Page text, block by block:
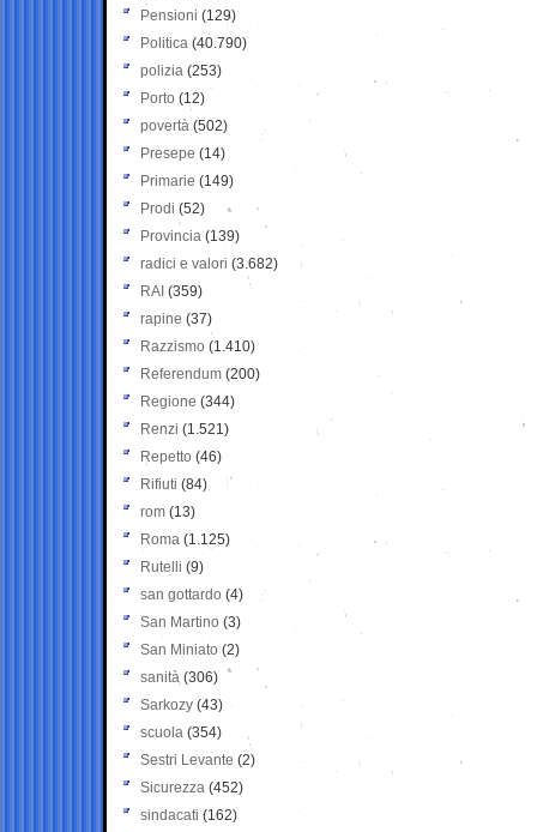
Pensioni (129)
Politica (40.790)
polizia (253)
Porto (12)
povertà (502)
Presepe (14)
Primarie (149)
Prodi (52)
Provincia (139)
radici e valori (3.682)
RAI (359)
rapine (37)
Razzismo (1.410)
Referendum (200)
Regione (344)
Renzi (1.521)
Repetto (46)
Rifiuti (84)
rom (13)
Roma (1.125)
Rutelli (9)
san gottardo (4)
San Martino (3)
San Miniato (2)
sanità (306)
Sarkozy (43)
scuola (354)
Sestri Levante (2)
Sicurezza (452)
sindacati (162)